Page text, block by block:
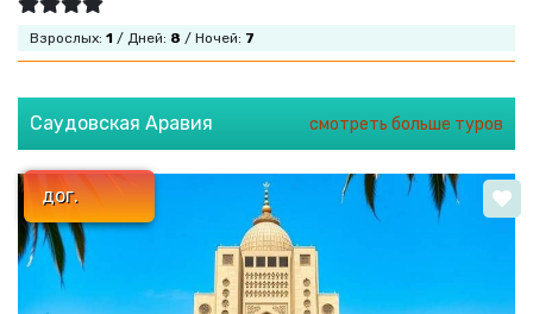
Взрослых: 1 / Дней: 8 / Ночей: 7
Саудовская Аравия смотреть больше туров
дог.